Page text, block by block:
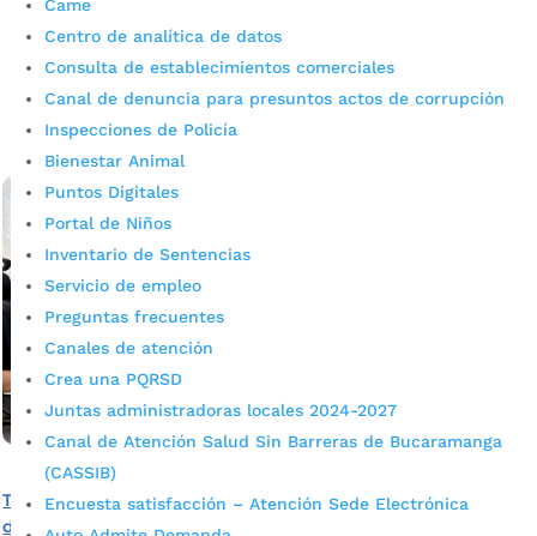
Came
Centro de analítica de datos
Consulta de establecimientos comerciales
Canal de denuncia para presuntos actos de corrupción
Inspecciones de Policía
Bienestar Animal
Puntos Digitales
Portal de Niños
Inventario de Sentencias
Servicio de empleo
Preguntas frecuentes
Canales de atención
Crea una PQRSD
Juntas administradoras locales 2024-2027
Canal de Atención Salud Sin Barreras de Bucaramanga
(CASSIB)
Encuesta satisfacción – Atención Sede Electrónica
poradmin_prensa|Jul 2, 2026
Este 3 y 6 de julio, nuevos cursos gratuitos se habilitan
WhatsApp. La Oficina Asesora TIC de la Alcaldía de
Bucaramanga invita a la ciudadanía...
leer más
Todo listo para el encuentro entre Bucaramanga y Boca
de Cali